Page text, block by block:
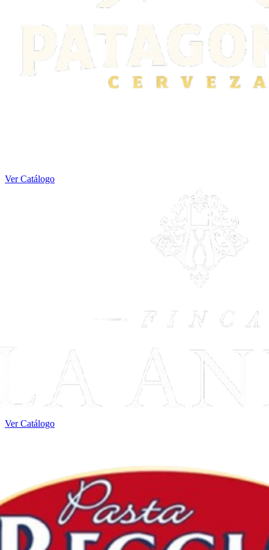
Ver Catálogo
Ver Catálogo